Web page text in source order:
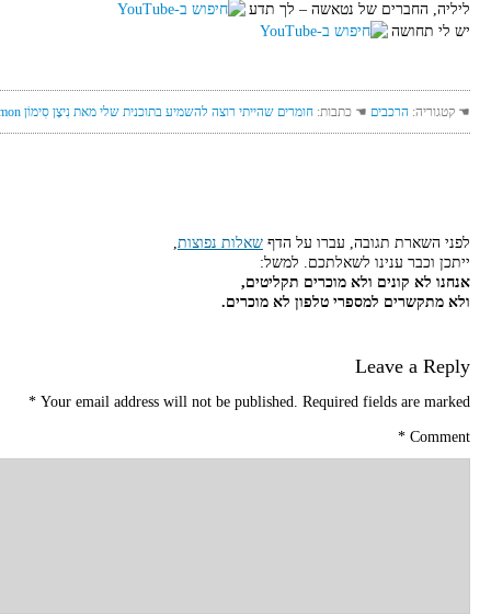
ליליה, החברים של נטאשה‏ – לך תדע
יש לי תחושה
☚ קטגוריה: הרכבים ☚ כתבות: חומרים שהייתי רוצה להשמיע בתוכנית שלי מאת נִיצָן סִימוֹן Nitzan Simon
לפני השארת תגובה, עברו על הדף שאלות נפוצות,
ייתכן וכבר ענינו לשאלתכם. למשל:
אנחנו לא קונים ולא מוכרים תקליטים,
ולא מתקשרים למספרי טלפון לא מוכרים.
Leave a Reply
Your email address will not be published. Required fields are marked
*
Comment
*